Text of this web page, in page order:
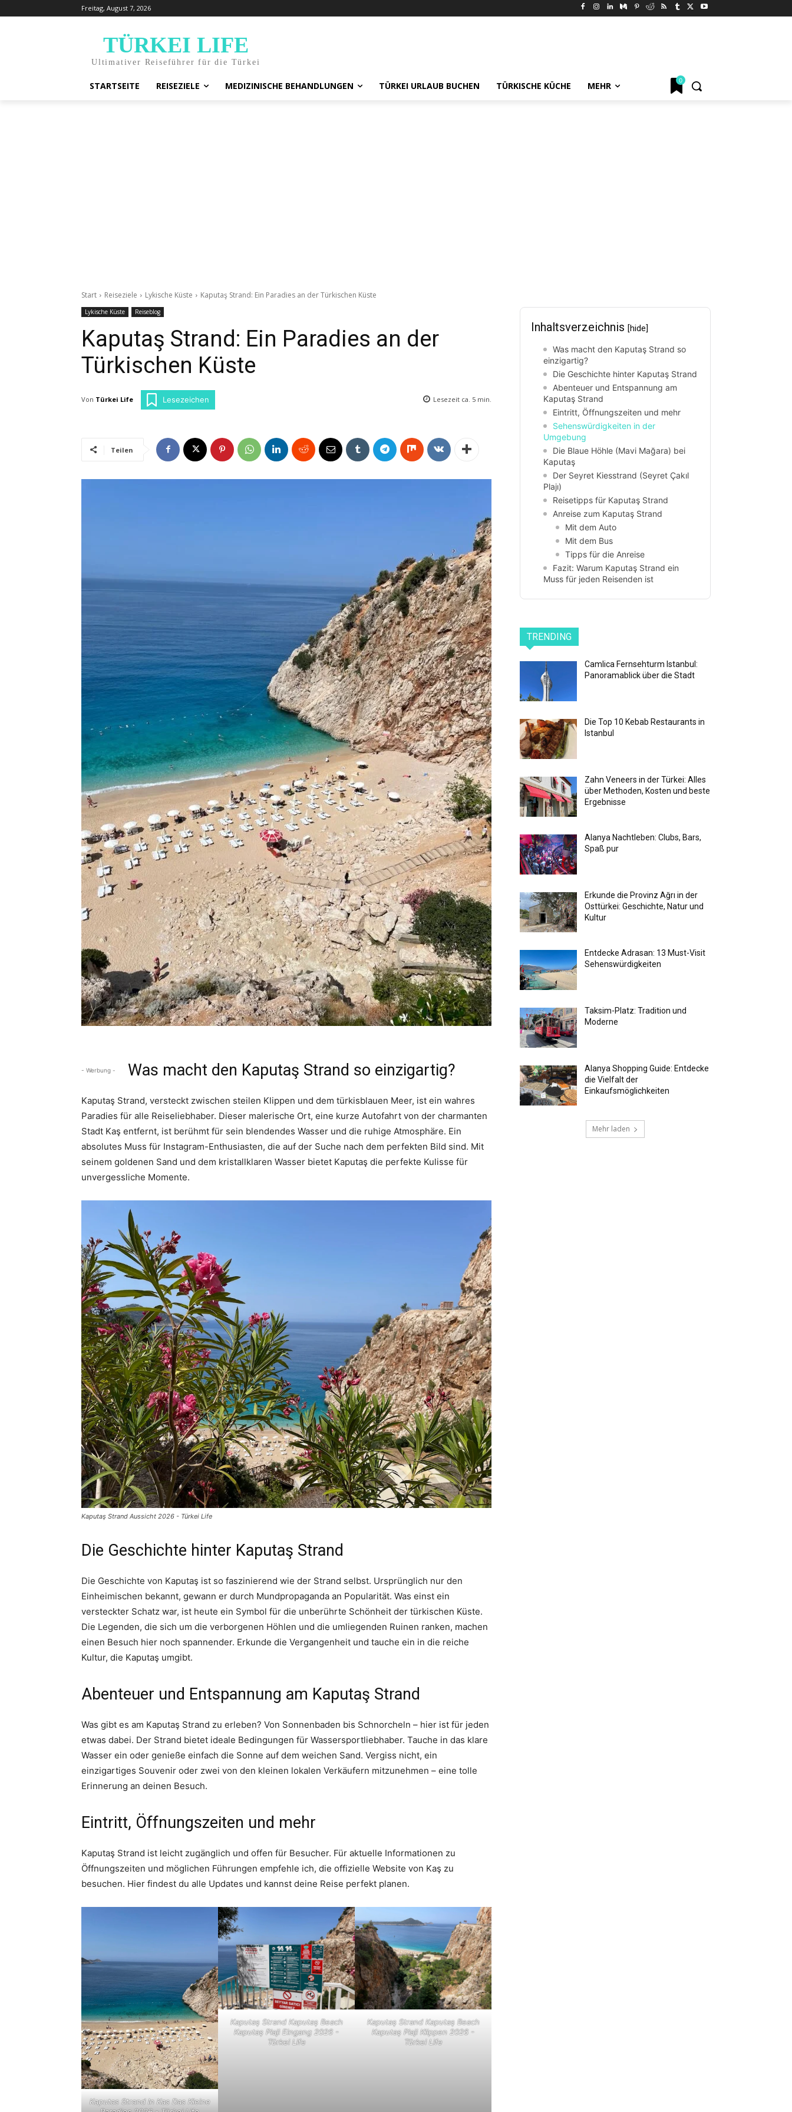
Freitag, August 7, 2026
TÜRKEI LIFE
Ultimativer Reiseführer für die Türkei
STARTSEITE REISEZIELE MEDIZINISCHE BEHANDLUNGEN TÜRKEI URLAUB BUCHEN TÜRKISCHE KÜCHE MEHR
0
Start Reiseziele Lykische Küste Kaputaş Strand: Ein Paradies an der Türkischen Küste
Lykische Küste Reiseblog
Kaputaş Strand: Ein Paradies an der
Türkischen Küste
Von Türkei Life Lesezeichen Lesezeit ca. 5 min.
Teilen
- Werbung - Was macht den Kaputaş Strand so einzigartig?
Kaputaş Strand, versteckt zwischen steilen Klippen und dem türkisblauen Meer, ist ein wahres
Paradies für alle Reiseliebhaber. Dieser malerische Ort, eine kurze Autofahrt von der charmanten
Stadt Kaş entfernt, ist berühmt für sein blendendes Wasser und die ruhige Atmosphäre. Ein
absolutes Muss für Instagram-Enthusiasten, die auf der Suche nach dem perfekten Bild sind. Mit
seinem goldenen Sand und dem kristallklaren Wasser bietet Kaputaş die perfekte Kulisse für
unvergessliche Momente.
Kaputaş Strand Aussicht 2026 - Türkei Life
Die Geschichte hinter Kaputaş Strand
Die Geschichte von Kaputaş ist so faszinierend wie der Strand selbst. Ursprünglich nur den
Einheimischen bekannt, gewann er durch Mundpropaganda an Popularität. Was einst ein
versteckter Schatz war, ist heute ein Symbol für die unberührte Schönheit der türkischen Küste.
Die Legenden, die sich um die verborgenen Höhlen und die umliegenden Ruinen ranken, machen
einen Besuch hier noch spannender. Erkunde die Vergangenheit und tauche ein in die reiche
Kultur, die Kaputaş umgibt.
Abenteuer und Entspannung am Kaputaş Strand
Was gibt es am Kaputaş Strand zu erleben? Von Sonnenbaden bis Schnorcheln – hier ist für jeden
etwas dabei. Der Strand bietet ideale Bedingungen für Wassersportliebhaber. Tauche in das klare
Wasser ein oder genieße einfach die Sonne auf dem weichen Sand. Vergiss nicht, ein
einzigartiges Souvenir oder zwei von den kleinen lokalen Verkäufern mitzunehmen – eine tolle
Erinnerung an deinen Besuch.
Eintritt, Öffnungszeiten und mehr
Kaputaş Strand ist leicht zugänglich und offen für Besucher. Für aktuelle Informationen zu
Öffnungszeiten und möglichen Führungen empfehle ich, die offizielle Website von Kaş zu
besuchen. Hier findest du alle Updates und kannst deine Reise perfekt planen.
Kaputas Strand In Kas Das Kleine
Kaputaş Strand Kaputaş Beach
Kaputaş Plaji Eingang 2026 -
Türkei Life
Kaputaş Strand Kaputaş Beach
Kaputaş Plaji Klippen 2026 -
Türkei Life
Inhaltsverzeichnis [hide]
Was macht den Kaputaş Strand so
einzigartig?
Die Geschichte hinter Kaputaş Strand
Abenteuer und Entspannung am
Kaputaş Strand
Eintritt, Öffnungszeiten und mehr
Sehenswürdigkeiten in der
Umgebung
Die Blaue Höhle (Mavi Mağara) bei
Kaputaş
Der Seyret Kiesstrand (Seyret Çakıl
Plajı)
Reisetipps für Kaputaş Strand
Anreise zum Kaputaş Strand
Mit dem Auto
Mit dem Bus
Tipps für die Anreise
Fazit: Warum Kaputaş Strand ein
Muss für jeden Reisenden ist
TRENDING
Camlica Fernsehturm Istanbul:
Panoramablick über die Stadt
Die Top 10 Kebab Restaurants in
Istanbul
Zahn Veneers in der Türkei: Alles
über Methoden, Kosten und beste
Ergebnisse
Alanya Nachtleben: Clubs, Bars,
Spaß pur
Erkunde die Provinz Ağrı in der
Osttürkei: Geschichte, Natur und
Kultur
Entdecke Adrasan: 13 Must-Visit
Sehenswürdigkeiten
Taksim-Platz: Tradition und
Moderne
Alanya Shopping Guide: Entdecke
die Vielfalt der
Einkaufsmöglichkeiten
Mehr laden